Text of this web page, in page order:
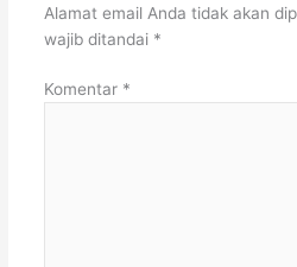
Alamat email Anda tidak akan
wajib ditandai *
Komentar *